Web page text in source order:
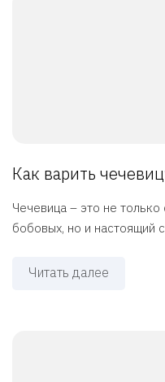
Как варить
Чечевица – это не
бобовых, но и настоящий
Читать далее